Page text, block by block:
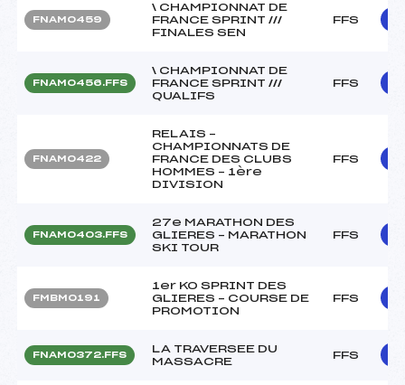
FNAM0459
\ CHAMPIONNAT DE
FRANCE SPRINT ///
FINALES SEN
FFS
FNAM0456.FFS
\ CHAMPIONNAT DE
FRANCE SPRINT ///
QUALIFS
FFS
FNAM0422
RELAIS –
CHAMPIONNATS DE
FRANCE DES CLUBS
HOMMES – 1ère
DIVISION
FFS
FNAM0403.FFS
27e MARATHON DES
GLIERES – MARATHON
SKI TOUR
FFS
FMBM0191
1er KO SPRINT DES
GLIERES – COURSE DE
PROMOTION
FFS
FNAM0372.FFS
LA TRAVERSEE DU
MASSACRE
FFS